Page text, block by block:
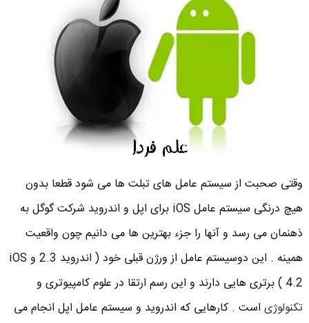
وقتی صحبت از سیستم عامل های تبلت ها می شود قطعا بدون
هیچ درنگی سیستم عامل iOS برای اپل و اندروید شرکت گوگل به
ذهنمان می رسد و آنها را جزء بهترین ها می دانیم چون واقعیت
همینه . این دوسیستم عامل از ورژن قبلی خود ( اندروید 2.3 و iOS
4.2 ) برتری هایی دارند و این رسم ارتقا در علوم کامپیوتری و
تکنولوژی است . کارهایی که اندروید و سیستم عامل اپل انجام می